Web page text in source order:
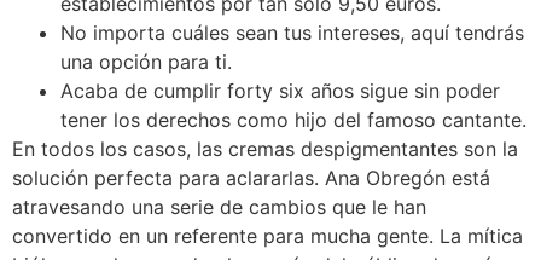
No importa cuáles sean tus intereses, aquí tendrás
una opción para ti.
Acaba de cumplir forty six años sigue sin poder
tener los derechos como hijo del famoso cantante.
En todos los casos, las cremas despigmentantes son la
solución perfecta para aclararlas. Ana Obregón está
atravesando una serie de cambios que le han
convertido en un referente para mucha gente. La mítica